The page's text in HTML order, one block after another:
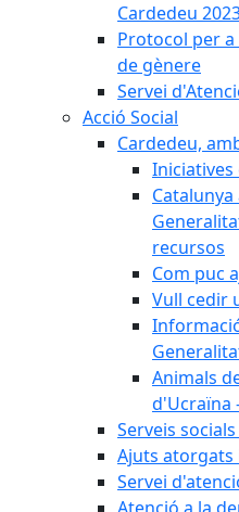
Cardedeu
Protocol per
de gènere
Servei
Acció Social
Cardedeu,
Iniciatives
recursos
Com puc
Vull cedir
Animals
d'Ucraïna
Serveis
Ajuts atorgats
Servei